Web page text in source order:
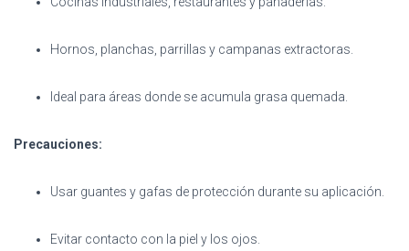
Hornos, planchas, parrillas y campanas extractoras.
Ideal para áreas donde se acumula grasa quemada.
Precauciones:
Usar guantes y gafas de protección durante su aplicación.
Evitar contacto con la piel y los ojos.